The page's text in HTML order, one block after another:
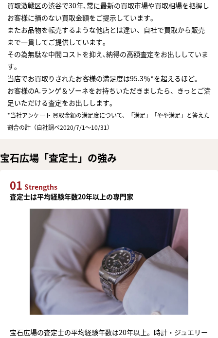
買取激戦区の渋谷で30年､常に最新の買取市場や買取相場を把握し
お客様に損のない買取金額をご提示しています｡
またお品物を転売するような他店とは違い、自社で買取から販売
まで一貫してご提供しています｡
その為無駄な中間コストを抑え､納得の高額査定をお出ししていま
す｡
当店でお買取りされたお客様の満足度は95.3％*を超えるほど｡
お客様のA.ランゲ＆ゾーネをお持ちいただきましたら、きっとご満
足いただける査定をお出しします｡
*当社アンケート 買取金額の満足度について、「満足」「やや満足」と答えた
割合の計（自社調べ2020/7/1～10/31）
宝石広場「査定士」の強み
01 Strengths
査定士は平均経験年数20年以上の専門家
宝石広場の査定士の平均経験年数は20年以上。時計・ジュエリー